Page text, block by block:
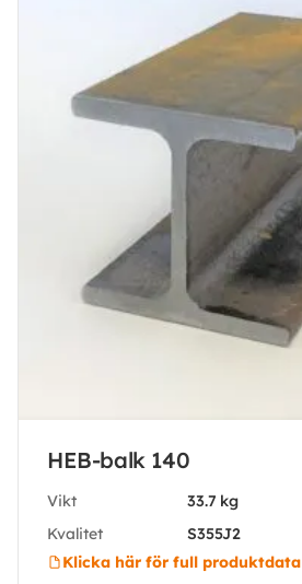
HEB-balk 140
Vikt
33.7 kg
Kvalitet
S355J2
Klicka här för full produktdata